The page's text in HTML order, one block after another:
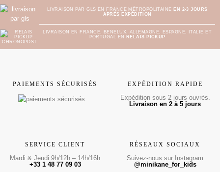
LIVRAISON PAR GLS EN FRANCE MÉTROPOLITAINE EN 2-3 JOURS
APRÈS EXPÉDITION
LIVRAISON EN FRANCE, BENELUX, ALLEMAGNE, ESPAGNE, ITALIE ET
PORTUGAL EN
RELAIS PICKUP
PAIEMENTS SÉCURISÉS EXPÉDITION RAPIDE
Expédition sous 2 jours ouvrés.
Livraison en 2 à 5 jours
SERVICE CLIENT
Mardi & Jeudi 9h/12h – 14h/16h
+33 1 48 77 09 03
RÉSEAUX SOCIAUX
Suivez-nous sur Instagram
@minikane_for_kids